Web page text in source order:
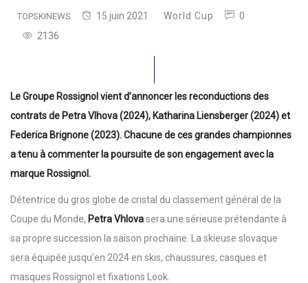
TOPSKINEWS 15 juin 2021 World Cup
0
2136
Le Groupe Rossignol vient d’annoncer les reconductions des
contrats de Petra Vlhova (2024), Katharina Liensberger (2024) et
Federica Brignone (2023). Chacune de ces grandes championnes
a tenu à commenter la poursuite de son engagement avec la
marque Rossignol.
Détentrice du gros globe de cristal du classement général de la
Coupe du Monde, Petra Vhlovasera une sérieuse prétendante à
sa propre succession la saison prochaine. La skieuse slovaque
sera équipée jusqu’en 2024 en skis, chaussures, casques et
masques Rossignol et fixations Look.